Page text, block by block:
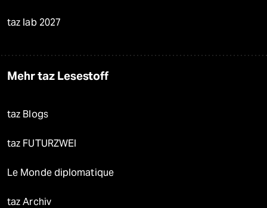
taz lab 2027
Mehr taz Lesestoff
taz Blogs
taz FUTURZWEI
Le Monde diplomatique
taz Archiv